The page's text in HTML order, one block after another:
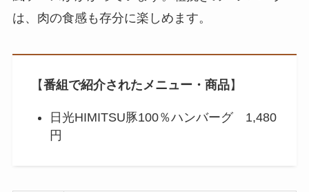
は、肉の食感も存分に楽しめます。
【番組で紹介されたメニュー・商品】
日光HIMITSU豚100％ハンバーグ 1,480
円